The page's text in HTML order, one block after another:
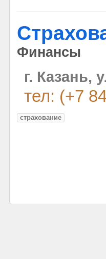
Финансы
г. Казань,
тел: (+7
страхование